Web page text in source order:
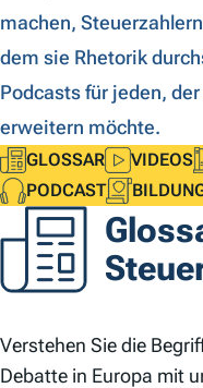
machen,
dem sie Rhetorik
Podcasts für jeden,
erweitern möchte.
GLOSSAR VIDEOS
PODCAST
Verstehen Sie die
Debatte in Europa mit